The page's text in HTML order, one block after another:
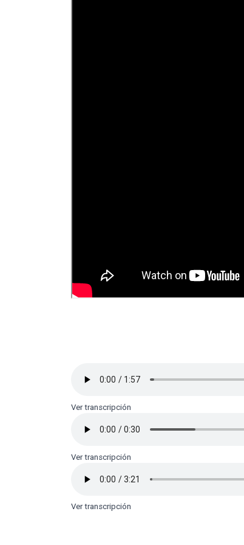
Ver transcripción
Ver transcripción
Ver transcripción